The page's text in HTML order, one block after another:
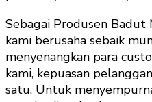
Sebagai Produsen Badut
kami berusaha sebaik
menyenangkan para
kami, kepuasan
satu. Untuk